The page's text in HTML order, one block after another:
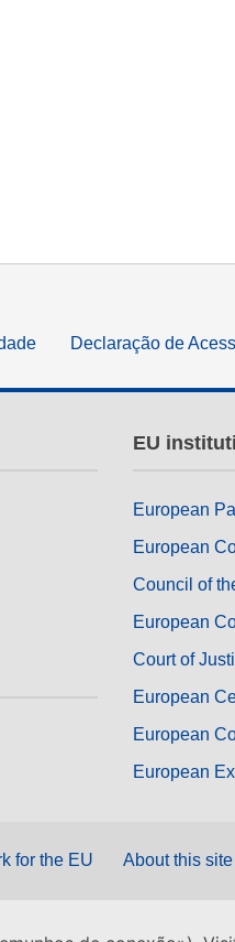
Declaração de
EU
European
European
Council of
European
Court of
European
European
European
for the EU About this site